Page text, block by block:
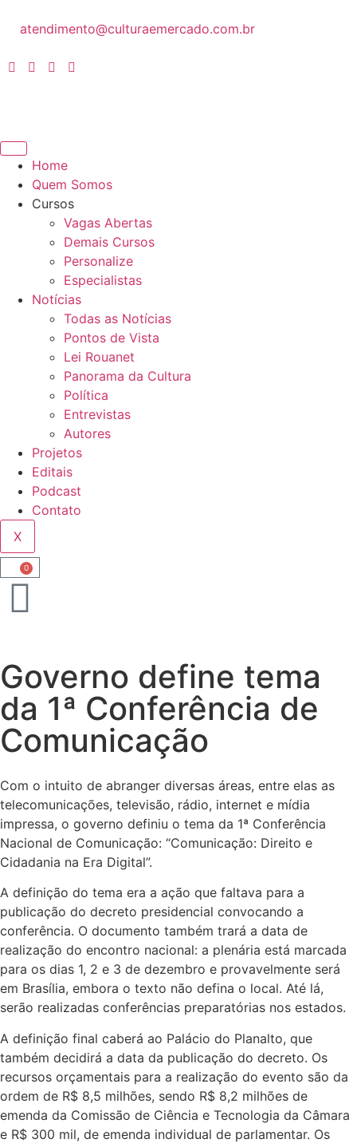
atendimento@culturaemercado.com.br
Home
Quem Somos
Cursos
Vagas Abertas
Demais Cursos
Personalize
Especialistas
Notícias
Todas as Notícias
Pontos de Vista
Lei Rouanet
Panorama da Cultura
Política
Entrevistas
Autores
Projetos
Editais
Podcast
Contato
X
0
Governo define tema
da 1ª Conferência de
Comunicação
Com o intuito de abranger diversas áreas, entre elas as
telecomunicações, televisão, rádio, internet e mídia
impressa, o governo definiu o tema da 1ª Conferência
Nacional de Comunicação: “Comunicação: Direito e
Cidadania na Era Digital”.
A definição do tema era a ação que faltava para a
publicação do decreto presidencial convocando a
conferência. O documento também trará a data de
realização do encontro nacional: a plenária está marcada
para os dias 1, 2 e 3 de dezembro e provavelmente será
em Brasília, embora o texto não defina o local. Até lá,
serão realizadas conferências preparatórias nos estados.
A definição final caberá ao Palácio do Planalto, que
também decidirá a data da publicação do decreto. Os
recursos orçamentais para a realização do evento são da
ordem de R$ 8,5 milhões, sendo R$ 8,2 milhões de
emenda da Comissão de Ciência e Tecnologia da Câmara
e R$ 300 mil, de emenda individual de parlamentar. Os